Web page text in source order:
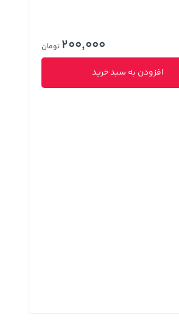
200,000 تومان
افزودن به سبد خرید